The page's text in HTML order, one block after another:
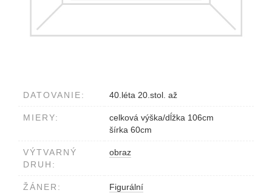
DATOVANIE: 40.léta 20.stol. až
MIERY:
celková výška/dĺžka 106cm
šírka 60cm
VÝTVARNÝ
DRUH:
obraz
ŽÁNER:
Figurální